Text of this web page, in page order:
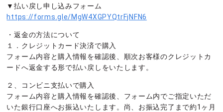
▼払い戻し申し込みフォーム
https://forms.gle/MgW4XGPYQtrFjNFN6
・返金の方法について
１．クレジットカード決済で購入
フォーム内容と購入情報を確認後、順次お客様のクレジットカ
ードへ返金する形で払い戻しをいたします。
２、コンビニ支払いで購入
フォーム内容と購入情報を確認後、フォーム内でご指定いただ
いた銀行口座へお振込いたします。尚、お振込完了まで約1ヶ月